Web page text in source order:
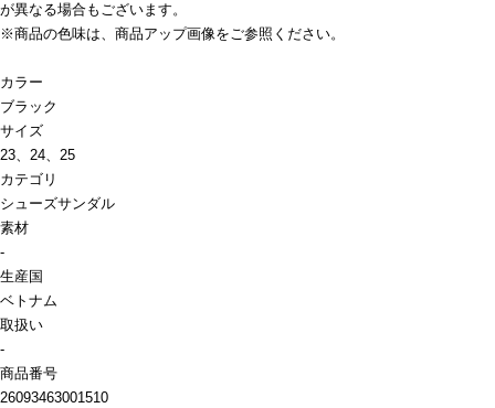
が異なる場合もございます。
※商品の色味は、商品アップ画像をご参照ください。
カラー
ブラック
サイズ
23、24、25
カテゴリ
シューズサンダル
素材
-
生産国
ベトナム
取扱い
-
商品番号
26093463001510